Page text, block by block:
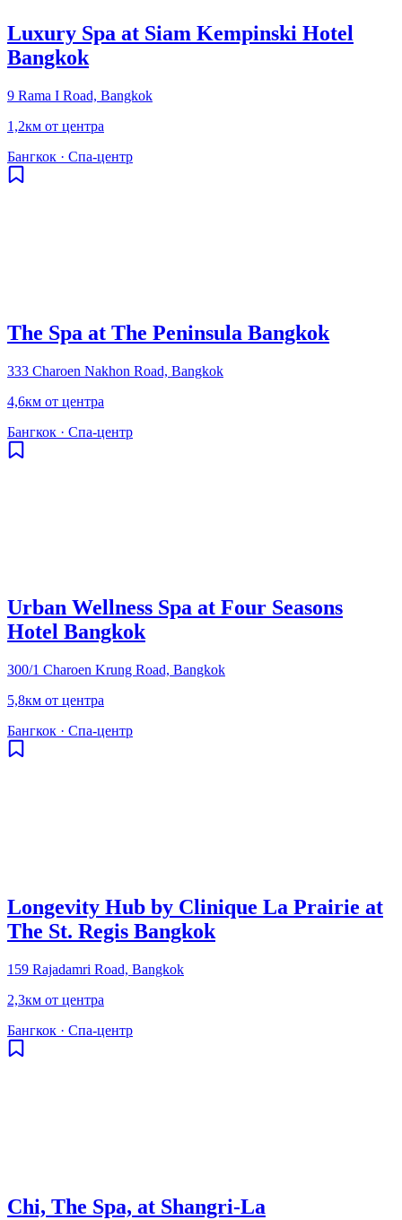
Luxury Spa at Siam Kempinski Hotel
Bangkok
9 Rama I Road, Bangkok
1,2км от центра
Бангкок · Спа-центр
The Spa at The Peninsula Bangkok
333 Charoen Nakhon Road, Bangkok
4,6км от центра
Бангкок · Спа-центр
Urban Wellness Spa at Four Seasons
Hotel Bangkok
300/1 Charoen Krung Road, Bangkok
5,8км от центра
Бангкок · Спа-центр
Longevity Hub by Clinique La Prairie at
The St. Regis Bangkok
159 Rajadamri Road, Bangkok
2,3км от центра
Бангкок · Спа-центр
Chi, The Spa, at Shangri‑La